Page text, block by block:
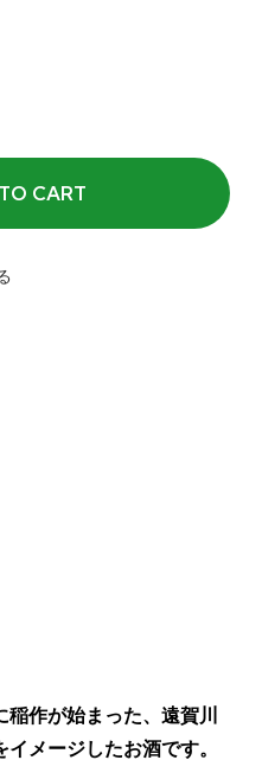
CART
稲作が始まった、遠賀川
メージしたお酒です。